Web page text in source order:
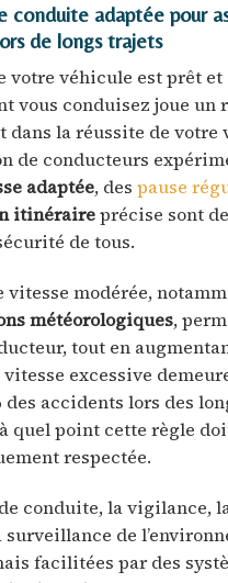
conduite adaptée pour
de longs trajets
votre véhicule est prêt et
vous conduisez joue un
la réussite de votre
de conducteurs
adaptée, des pause
itinéraireprécise sont
de tous.
vitesse modérée,
météorologiques,
tout en
excessive
des accidents lors des
quel point cette règle
respectée.
conduite, la vigilance,
de
facilitées par des